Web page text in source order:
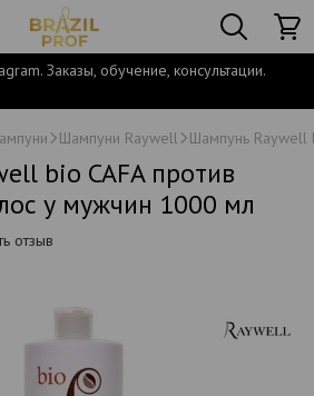
Заказы, обучение, консультации.
Шампуни Raywell Шампунь Raywell
bio CAFA против
у мужчин 1000 мл
отзыв